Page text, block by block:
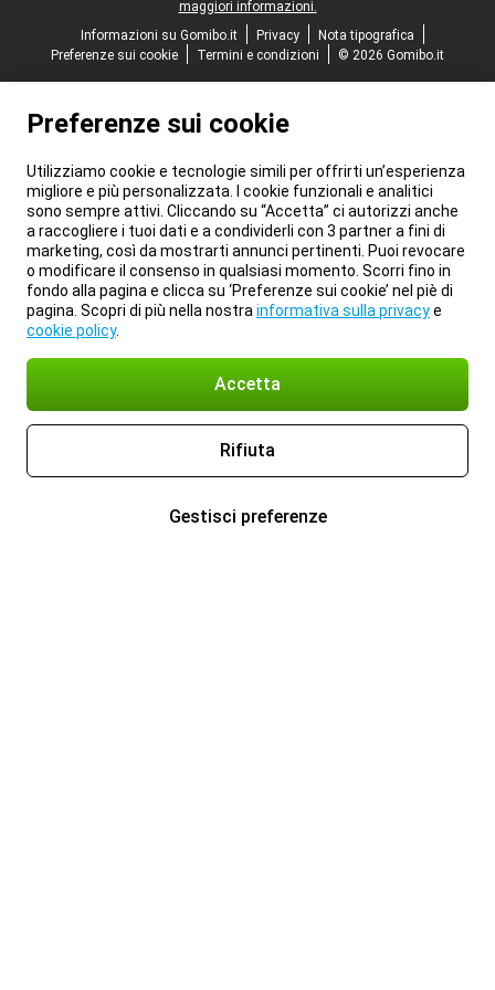
maggiori informazioni.
Informazioni su Gomibo.it
Privacy
Nota tipografica
Preferenze sui cookie
Termini e condizioni © 2026 Gomibo.it
Preferenze sui cookie
Utilizziamo cookie e tecnologie simili per offrirti un’esperienza
migliore e più personalizzata. I cookie funzionali e analitici
sono sempre attivi. Cliccando su “Accetta” ci autorizzi anche
a raccogliere i tuoi dati e a condividerli con 3 partner a fini di
marketing, così da mostrarti annunci pertinenti. Puoi revocare
o modificare il consenso in qualsiasi momento. Scorri fino in
fondo alla pagina e clicca su ‘Preferenze sui cookie’ nel piè di
pagina. Scopri di più nella nostra informativa sulla privacye
cookie policy.
Accetta
Rifiuta
Gestisci preferenze